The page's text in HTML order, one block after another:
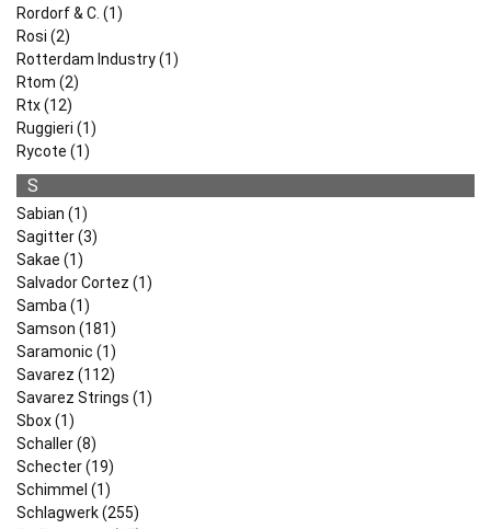
Rordorf & C. (1)
Rosi (2)
Rotterdam Industry (1)
Rtom (2)
Rtx (12)
Ruggieri (1)
Rycote (1)
S
Sabian (1)
Sagitter (3)
Sakae (1)
Salvador Cortez (1)
Samba (1)
Samson (181)
Saramonic (1)
Savarez (112)
Savarez Strings (1)
Sbox (1)
Schaller (8)
Schecter (19)
Schimmel (1)
Schlagwerk (255)